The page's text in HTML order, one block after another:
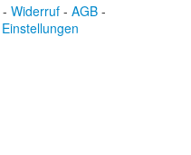
- Widerruf - AGB -